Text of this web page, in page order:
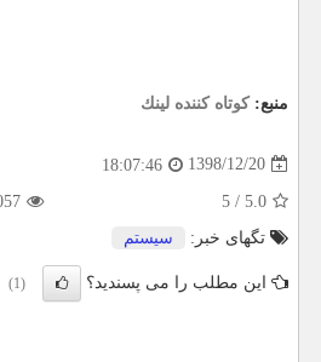
منبع: كوتاه كننده لینك
1398/12/20
18:07:46
5.0
/
5
تگهای خبر:
سیستم
این مطلب را می پسندید؟ (1)